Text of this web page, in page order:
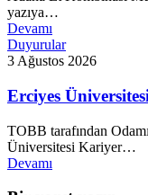
yazıya…
Devamı
Duyurular
3 Ağustos 2026
Erciyes
TOBB tarafından
Üniversitesi Kariyer…
Devamı